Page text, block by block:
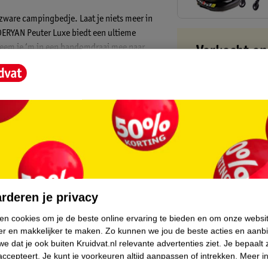
campingbedje. Laat je niets meer in
Peuter Luxe biedt een ultieme
je ‘m in een handomdraai mee naar
voor 50% tegen UV-straling. De
meegeleverde matrasje is
Verkocht
Gratis
Gratis
je privacy
cookies om je de beste online ervaring te bieden en om onze
en makkelijker te maken. Zo kunnen we jou de beste acties en
dat je ook buiten Kruidvat.nl relevante advertenties ziet. Je bepaalt
Je kunt je voorkeuren altijd aanpassen of intrekken. Meer